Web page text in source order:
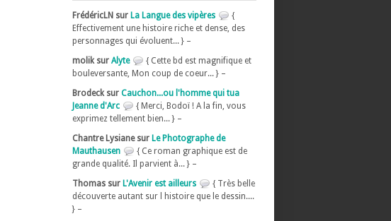
FrédéricLN sur La Langue des vipères
{
Effectivement une histoire riche et dense, des
personnages qui évoluent... } –
molik sur Alyte
{ Cette bd est magnifique et
bouleversante, Mon coup de coeur... } –
Brodeck sur Cauchon...ou l'homme qui tua
Jeanne d'Arc
{ Merci, Bodoï ! A la fin, vous
exprimez tellement bien... } –
Chantre Lysiane sur Le Photographe de
Mauthausen
{ Ce roman graphique est de
grande qualité. Il parvient à... } –
Thomas sur L'Avenir est ailleurs
{ Très belle
découverte autant sur l histoire que le dessin....
} –